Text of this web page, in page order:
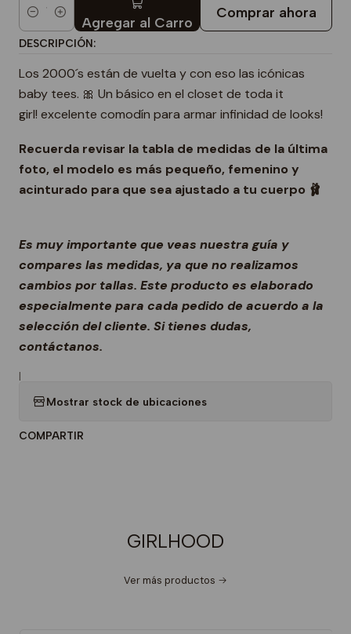
Cantidad Agregar al Carro
Comprar ahora
DESCRIPCIÓN:
Los 2000´s están de vuelta y con eso las icónicas
baby tees. 🎀 Un básico en el closet de toda it
girl! excelente comodín para armar infinidad de looks!
Recuerda revisar la tabla de medidas de la última
foto, el modelo es más pequeño, femenino y
acinturado para que sea ajustado a tu cuerpo 🩰
Es muy importante que veas nuestra guía y
compares las medidas, ya que no realizamos
cambios por tallas. Este producto es elaborado
especialmente para cada pedido de acuerdo a la
selección del cliente. Si tienes dudas,
contáctanos.
|
Mostrar stock de ubicaciones
COMPARTIR
GIRLHOOD
Ver más productos